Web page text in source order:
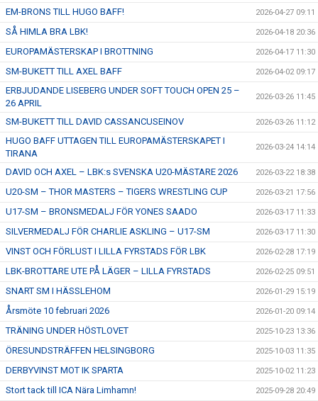
ENOLIV.SE
OM SKADAN ÄR FRAMME
FRÅGOR KRING FRITIDSKORTET
EM-BRONS TILL HUGO BAFF! 2026-04-27 09:11
SÅ HIMLA BRA LBK! 2026-04-18 20:36
EUROPAMÄSTERSKAP I BROTTNING 2026-04-17 11:30
SM-BUKETT TILL AXEL BAFF 2026-04-02 09:17
ERBJUDANDE LISEBERG UNDER SOFT TOUCH OPEN 25 –
26 APRIL
2026-03-26 11:45
SM-BUKETT TILL DAVID CASSANCUSEINOV 2026-03-26 11:12
HUGO BAFF UTTAGEN TILL EUROPAMÄSTERSKAPET I
TIRANA
2026-03-24 14:14
DAVID OCH AXEL – LBK:s SVENSKA U20-MÄSTARE 2026 2026-03-22 18:38
U20-SM – THOR MASTERS – TIGERS WRESTLING CUP 2026-03-21 17:56
U17-SM – BRONSMEDALJ FÖR YONES SAADO 2026-03-17 11:33
SILVERMEDALJ FÖR CHARLIE ASKLING – U17-SM 2026-03-17 11:30
VINST OCH FÖRLUST I LILLA FYRSTADS FÖR LBK 2026-02-28 17:19
LBK-BROTTARE UTE PÅ LÄGER – LILLA FYRSTADS 2026-02-25 09:51
SNART SM I HÄSSLEHOM 2026-01-29 15:19
Årsmöte 10 februari 2026 2026-01-20 09:14
TRÄNING UNDER HÖSTLOVET 2025-10-23 13:36
ÖRESUNDSTRÄFFEN HELSINGBORG 2025-10-03 11:35
DERBYVINST MOT IK SPARTA 2025-10-02 11:23
Stort tack till ICA Nära Limhamn! 2025-09-28 20:49